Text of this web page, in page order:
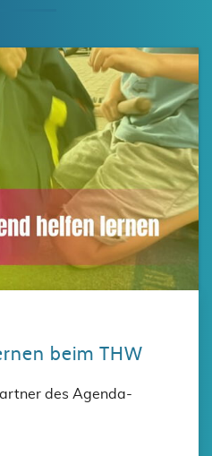
beim THW
des Agenda-